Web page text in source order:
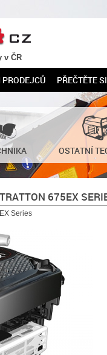
v ČR
PŘEČTĚTE SI
OSTATNÍ
675EX
Series